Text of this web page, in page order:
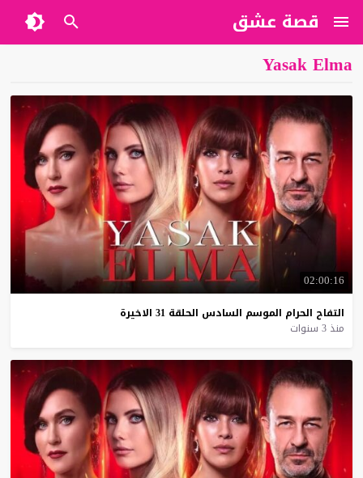
قصة عشق
Yasak Elma
02:00:16
التفاح الحرام الموسم السادس الحلقة 31 الاخيرة
منذ 3 سنوات